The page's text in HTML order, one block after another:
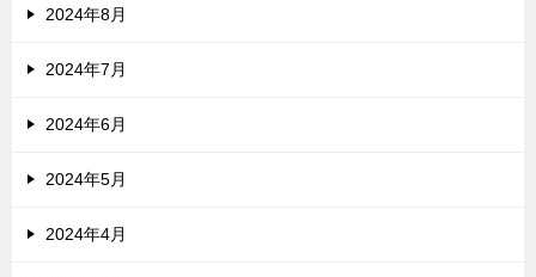
2024年8月
2024年7月
2024年6月
2024年5月
2024年4月